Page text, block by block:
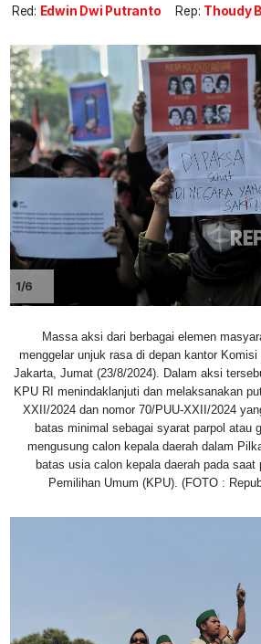
Red: Edwin Dwi Putranto Rep: Thoudy
1/6
Massa aksi dari berbagai elemen
menggelar unjuk rasa di depan kantor Komisi
Jakarta, Jumat (23/8/2024). Dalam aksi
KPU RI menindaklanjuti dan melaksanakan
XXII/2024 dan nomor 70/PUU-XXII/2024
batas minimal sebagai syarat parpol atau
mengusung calon kepala daerah dalam
batas usia calon kepala daerah pada saat
Pemilihan Umum (KPU). (FOTO :